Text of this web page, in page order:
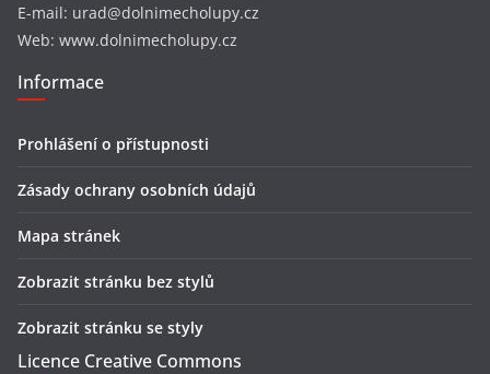
E-mail: urad@dolnimecholupy.cz
Web: www.dolnimecholupy.cz
Informace
Prohlášení o přístupnosti
Zásady ochrany osobních údajů
Mapa stránek
Zobrazit stránku bez stylů
Zobrazit stránku se styly
Licence Creative Commons